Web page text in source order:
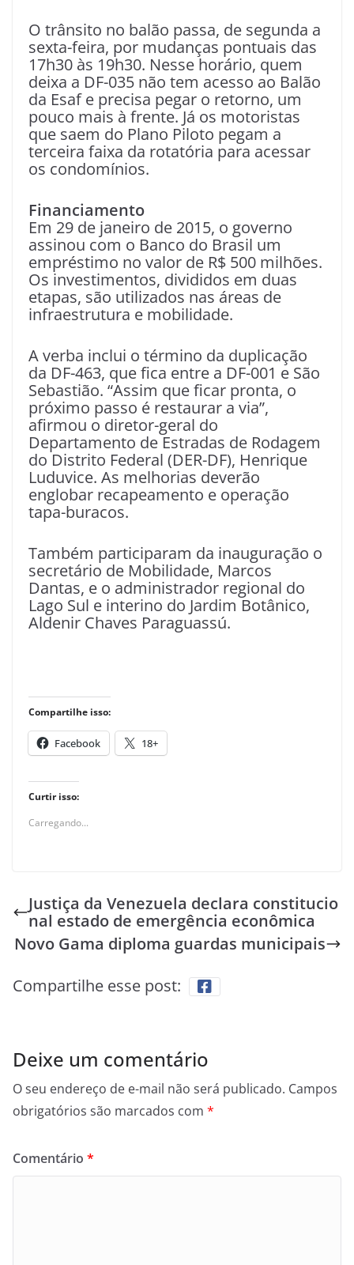
O trânsito no balão passa, de segunda a
sexta-feira, por mudanças pontuais das
17h30 às 19h30. Nesse horário, quem
deixa a DF-035 não tem acesso ao Balão
da Esaf e precisa pegar o retorno, um
pouco mais à frente. Já os motoristas
que saem do Plano Piloto pegam a
terceira faixa da rotatória para acessar
os condomínios.
Financiamento
Em 29 de janeiro de 2015, o governo
assinou com o Banco do Brasil um
empréstimo no valor de R$ 500 milhões.
Os investimentos, divididos em duas
etapas, são utilizados nas áreas de
infraestrutura e mobilidade.
A verba inclui o término da duplicação
da DF-463, que fica entre a DF-001 e São
Sebastião. “Assim que ficar pronta, o
próximo passo é restaurar a via”,
afirmou o diretor-geral do
Departamento de Estradas de Rodagem
do Distrito Federal (DER-DF), Henrique
Luduvice. As melhorias deverão
englobar recapeamento e operação
tapa-buracos.
Também participaram da inauguração o
secretário de Mobilidade, Marcos
Dantas, e o administrador regional do
Lago Sul e interino do Jardim Botânico,
Aldenir Chaves Paraguassú.
Compartilhe isso:
Facebook 18+
Curtir isso:
Carregando...
Justiça da Venezuela declara constitucio
nal estado de emergência econômica
Novo Gama diploma guardas municipais
Compartilhe esse post:
Deixe um comentário
O seu endereço de e-mail não será publicado. Campos
obrigatórios são marcados com *
Comentário *